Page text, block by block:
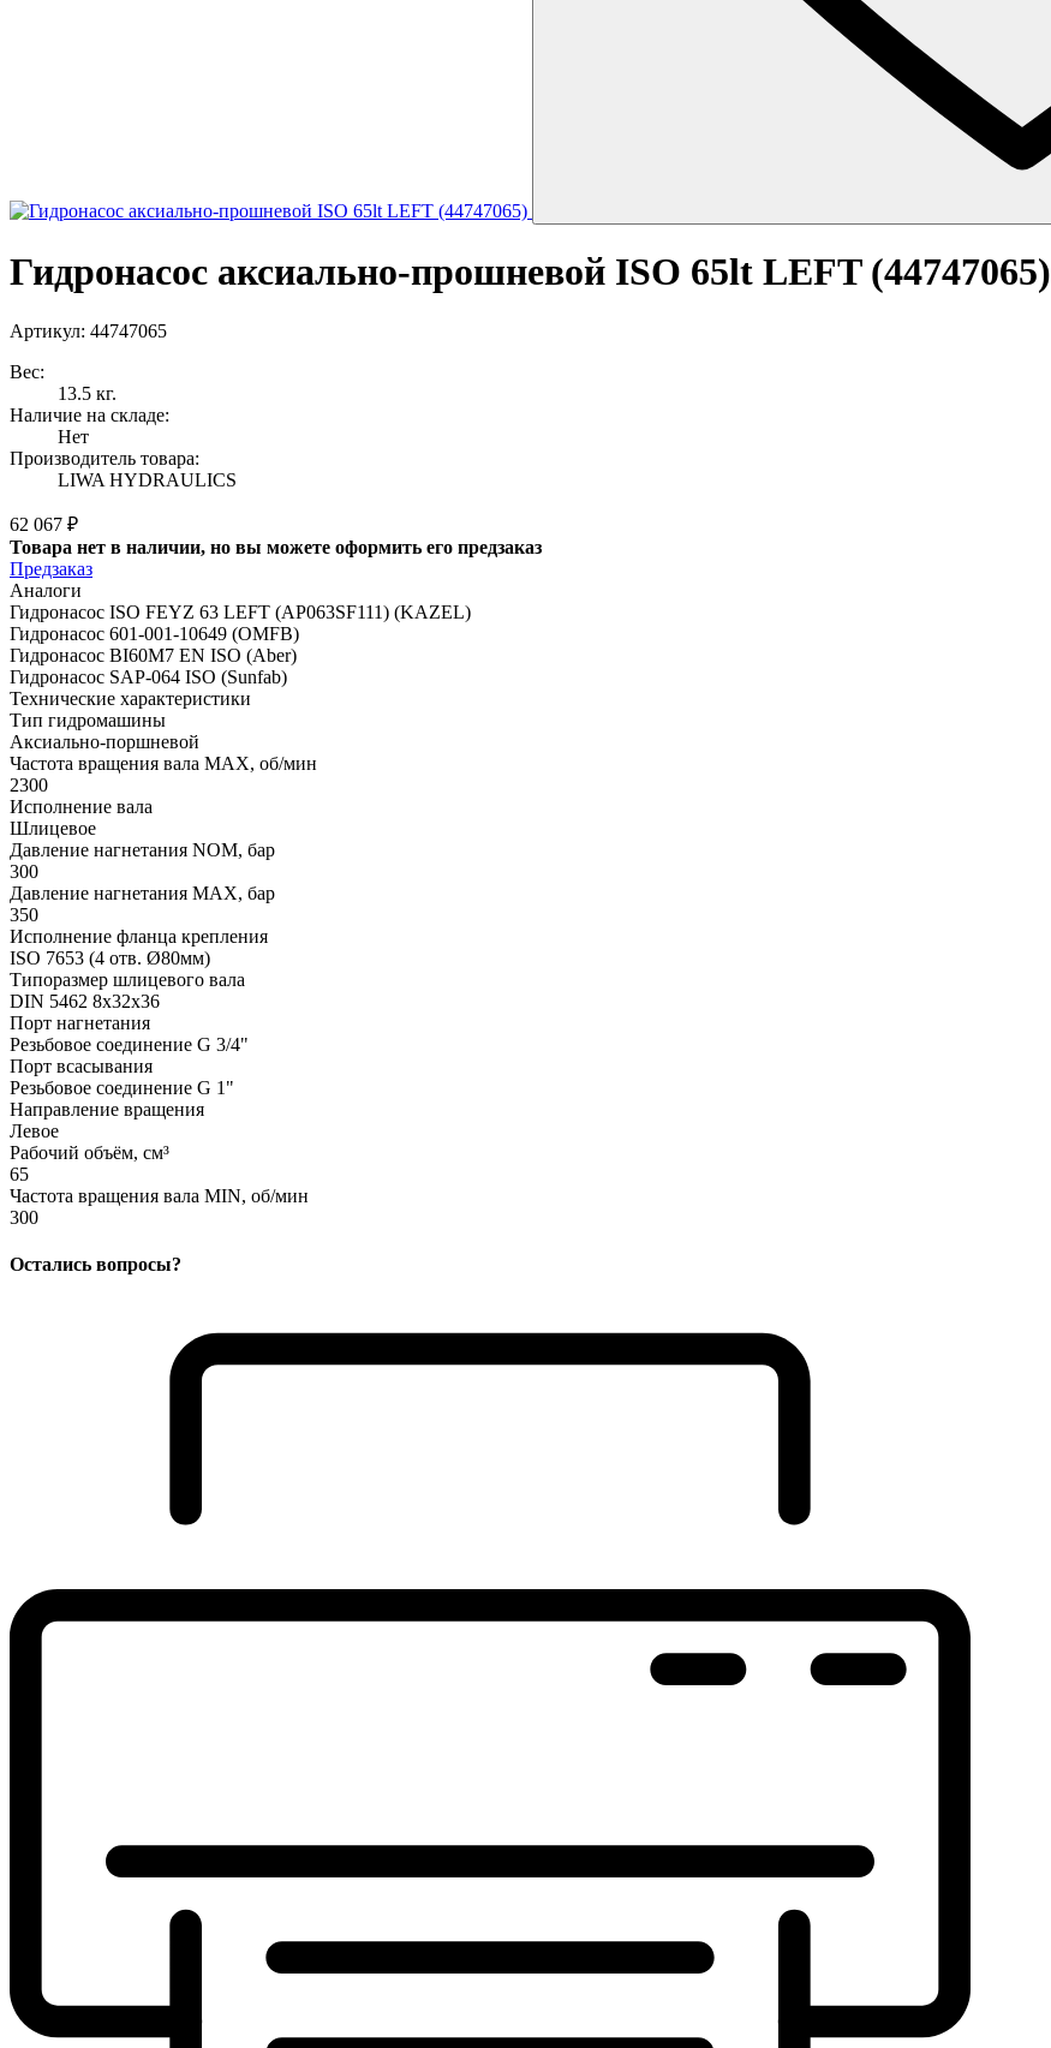
Гидронасос аксиально-прошневой ISO 65lt LEFT (44747065)
Артикул: 44747065
Вес:
13.5 кг.
Наличие на складе:
Нет
Производитель товара:
LIWA HYDRAULICS
62 067 ₽
Товара нет в наличии, но вы можете оформить его предзаказ
Предзаказ
Аналоги
Гидронасос ISO FEYZ 63 LEFT (AP063SF111) (KAZEL)
Гидронасос 601-001-10649 (OMFB)
Гидронасос BI60M7 EN ISO (Aber)
Гидронасос SAP-064 ISO (Sunfab)
Технические характеристики
Тип гидромашины
Аксиально-поршневой
Частота вращения вала MAX, об/мин
2300
Исполнение вала
Шлицевое
Давление нагнетания NOM, бар
300
Давление нагнетания MAX, бар
350
Исполнение фланца крепления
ISO 7653 (4 отв. Ø80мм)
Типоразмер шлицевого вала
DIN 5462 8х32х36
Порт нагнетания
Резьбовое соединение G 3/4"
Порт всасывания
Резьбовое соединение G 1"
Направление вращения
Левое
Рабочий объём, см³
65
Частота вращения вала MIN, об/мин
300
Остались вопросы?